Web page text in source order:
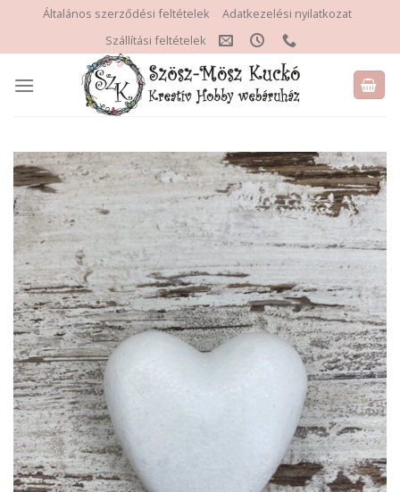
content
Általános szerződési feltételek
Adatkezelési nyilatkozat
Szállítási feltételek